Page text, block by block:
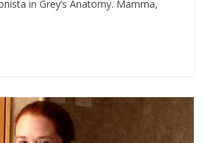
in Grey’s Anatomy. Mamma,